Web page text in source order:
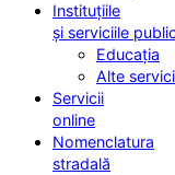
Instituțiile
și serviciile
Educația
Alte
Servicii
online
Nomenclatura
stradală